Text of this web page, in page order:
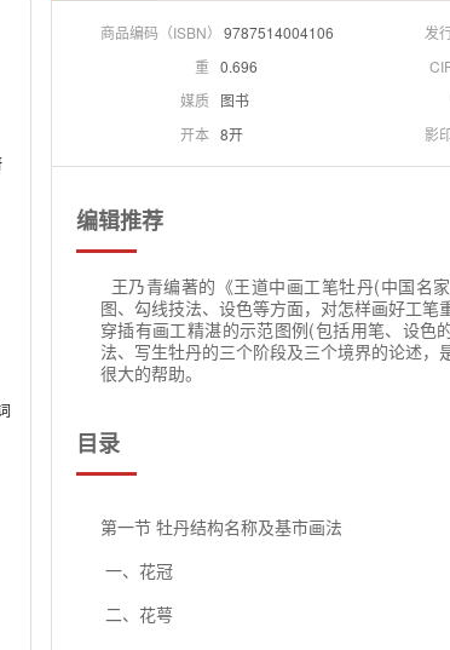
商品编码（ISBN） 9787514004106 发
重 0.696
媒质 图书
开本 8开 影
编辑推荐
王乃青编著的《王道中画工笔牡丹(中国名
图、勾线技法、设色等方面，对怎样画好工
穿插有画工精湛的示范图例(包括用笔、设色
法、写生牡丹的三个阶段及三个境界的论述
很大的帮助。
目录
第一节 牡丹结构名称及基市画法
一、花冠
二、花萼